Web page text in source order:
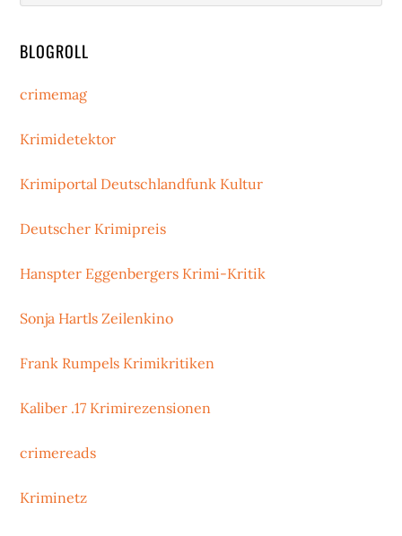
BLOGROLL
crimemag
Krimidetektor
Krimiportal Deutschlandfunk Kultur
Deutscher Krimipreis
Hanspter Eggenbergers Krimi-Kritik
Sonja Hartls Zeilenkino
Frank Rumpels Krimikritiken
Kaliber .17 Krimirezensionen
crimereads
Kriminetz